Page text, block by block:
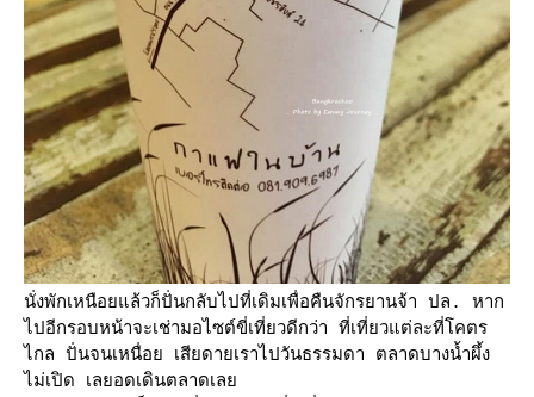
นั่งพักเหนือยแล้วก็ปั่นกลับไปที่เดิมเพื่อคืนจักรยานจ้า ปล. หาก
ไปอีกรอบหน้าจะเช่ามอไซต์ขี่เที่ยวดีกว่า ที่เที่ยวแต่ละที่โคตร
ไกล ปั่นจนเหนื่อย เสียดายเราไปวันธรรมดา ตลาดบางน้ำผึ้ง
ไม่เปิด เลยอดเดินตลาดเล